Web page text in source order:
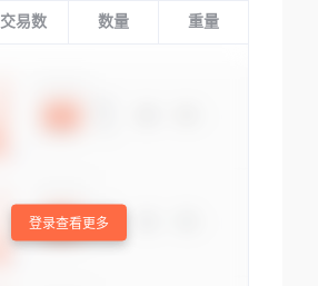
交易数 数量 重量
登录查看更多